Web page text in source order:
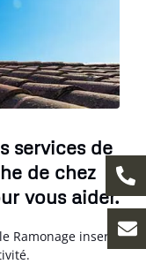
services de
de chez
vous aider.
Ramonage insert